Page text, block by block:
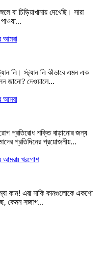
বা চিড়িয়াখানায় দেখেছি। সারা
আমরা
লি। স্ট্যান লি কীভাবে এমন এক
জানো? দেওয়ালে...
আমরা
প্রতিরোধ শক্তি বাড়ানোর জন্য
প্রতিদিনের প্রয়োজনীয়...
আমরাঃ খরগোশ
কান! এরা নাকি কানগুলোকে একশো
কেমন সজাগ...